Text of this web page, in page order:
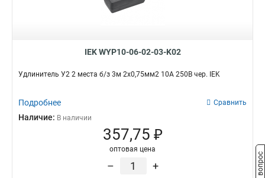
IEK WYP10-06-02-03-K02
Удлинитель У2 2 места б/з 3м 2х0,75мм2 10А 250В чер. IEK
Подробнее Сравнить
Наличие: В наличии
357,75 ₽
оптовая цена
– +